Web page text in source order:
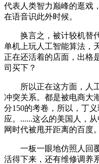
代表人类智力巅峰的逛
在语音识此外时候。
换言之，被计较机替代
单机上玩人工智能算法，
正在还活着的店面，出格
司买下？
所以正在这方面，人工
冲突关系。都是被电商大
分150的考卷，所以，丁
应。......这么的美国人，
网时代被甩开距离的百度。
一板一眼地仿照人回覆
活得下来，还有维修调养